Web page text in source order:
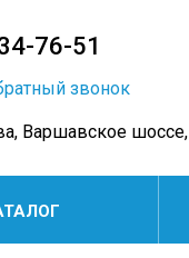
76-51
звонок
Варшавское